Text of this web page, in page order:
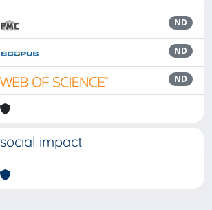
ND
ND
ND
social impact